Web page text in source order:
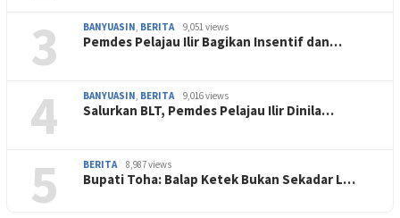
3 BANYUASIN BERITA 9,051 views
Pemdes Pelajau Ilir Bagikan Insentif dan…
4 BANYUASIN BERITA 9,016 views
Salurkan BLT, Pemdes Pelajau Ilir Dinila…
5 BERITA 8,987 views
Bupati Toha: Balap Ketek Bukan Sekadar L…